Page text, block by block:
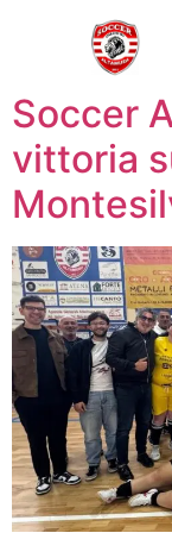
Soccer
vittoria